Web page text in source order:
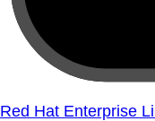
Red Hat Enterprise